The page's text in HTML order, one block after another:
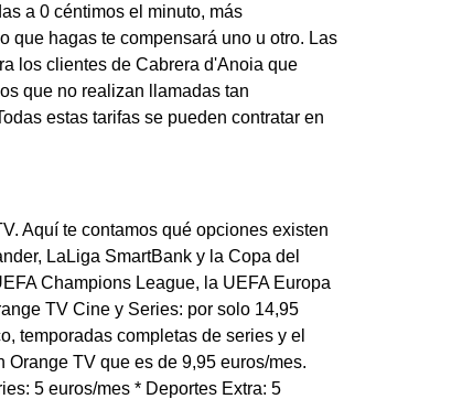
a 0 céntimos el minuto, más
que hagas te compensará uno u otro. Las
los clientes de Cabrera d'Anoia que
que no realizan llamadas tan
estas tarifas se pueden contratar en
Aquí te contamos qué opciones existen
LaLiga SmartBank y la Copa del
Champions League, la UEFA Europa
TV Cine y Series: por solo 14,95
temporadas completas de series y el
TV que es de 9,95 euros/mes.
5 euros/mes * Deportes Extra: 5